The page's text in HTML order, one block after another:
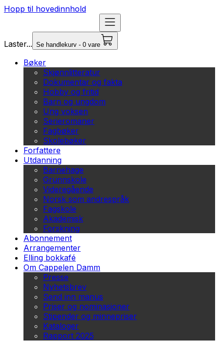
Hopp til hovedinnhold
Laster... Se handlekurv - 0 vare
Bøker
Skjønnlitteratur
Dokumentar og fakta
Hobby og fritid
Barn og ungdom
Ung voksen
Serieromaner
Fagbøker
Skolebøker
Forfattere
Utdanning
Barnehage
Grunnskole
Videregående
Norsk som andrespråk
Fagskole
Akademisk
Forskning
Abonnement
Arrangementer
Elling bokkafé
Om Cappelen Damm
Presse
Nyhetsbrev
Send inn manus
Priser og nominasjoner
Stipender og minnepriser
Kataloger
Rapport 2025